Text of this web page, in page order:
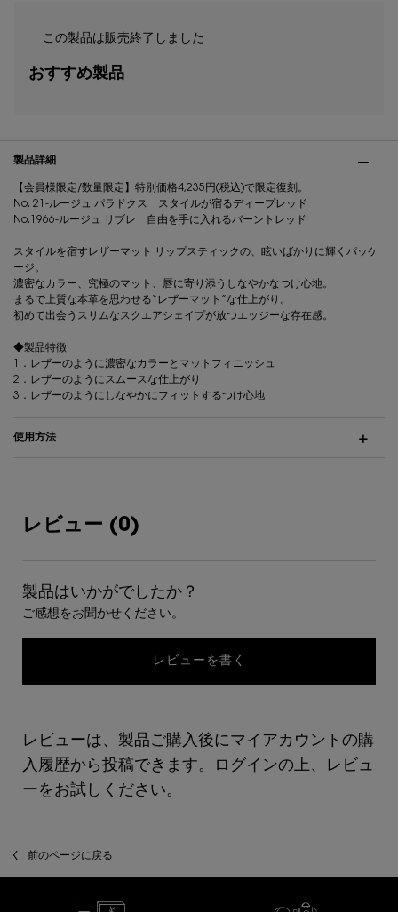
この製品は販売終了しました
おすすめ製品
製品詳細
【会員様限定/数量限定】特別価格4,235円(税込)で限定復刻。
No. 21-ルージュ パラドクス スタイルが宿るディープレッド
No.1966-ルージュ リブレ 自由を手に入れるバーントレッド
スタイルを宿すレザーマット リップスティックの、眩いばかりに輝くパッケ
ージ。
濃密なカラー、究極のマット、唇に寄り添うしなやかなつけ心地。
まるで上質な本革を思わせる“レザーマット”な仕上がり。
初めて出会うスリムなスクエアシェイプが放つエッジーな存在感。
◆製品特徴
1．レザーのように濃密なカラーとマットフィニッシュ
2．レザーのようにスムースな仕上がり
3．レザーのようにしなやかにフィットするつけ心地
使用方法
レビュー (0)
製品はいかがでしたか？
ご感想をお聞かせください。
レビューを書く
レビューは、製品ご購入後にマイアカウントの購
入履歴から投稿できます。ログインの上、レビュ
ーをお試しください。
前のページに戻る